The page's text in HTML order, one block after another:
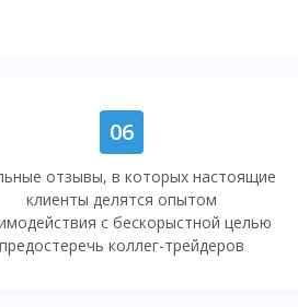
06
отзывы, в которых настоящие
клиенты делятся опытом
с бескорыстной целью
предостеречь коллег-трейдеров